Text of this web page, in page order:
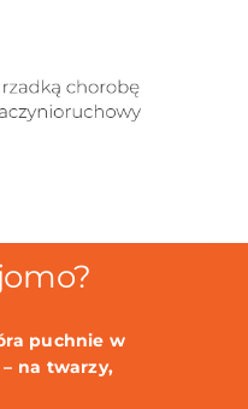
puchnie w
na twarzy,